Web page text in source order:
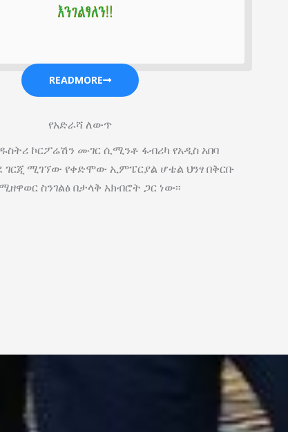
READMORE
የአድራሻ ለውጥ
ኮርፖሬሽን ሙገር ሲሚንቶ ፋብሪካ የአዲስ አበባ
ገርጂ ሚገኘው የቀድሞው ኢምፔርያል ሆቴል ህንፃ በቅርቡ
ስንገልፅ በታላቅ አክብሮት ጋር ነው፡፡